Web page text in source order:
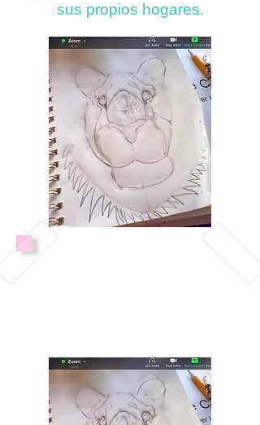
sus propios hogares.
Mejorar sus habilidades